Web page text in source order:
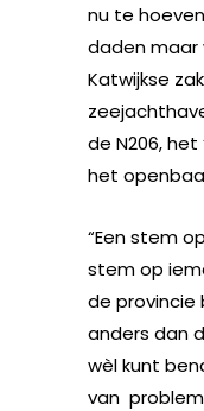
nu te
daden maar
Katwijkse
de N206,
het
“Een stem
stem op
de provincie
anders dan
wèl kunt
van